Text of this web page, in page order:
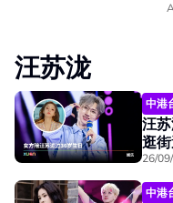
汪苏泷
中港
汪
逛
26/
中港